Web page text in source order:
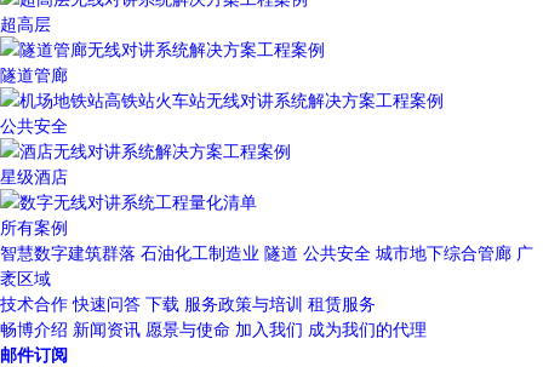
超高层
隧道管廊
公共安全
星级酒店
所有案例
智慧数字建筑群落 石油化工制造业 隧道 公共安全 城市地下综合管廊 广
袤区域
技术合作 快速问答 下载 服务政策与培训 租赁服务
畅博介绍 新闻资讯 愿景与使命 加入我们 成为我们的代理
邮件订阅